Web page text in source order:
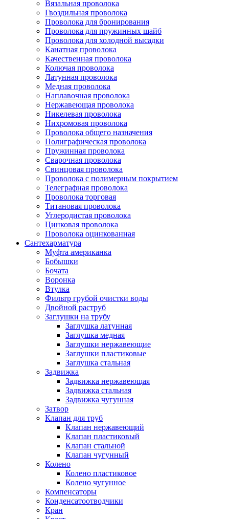
Вязальная проволока
Гвоздильная проволока
Проволока для бронирования
Проволока для пружинных шайб
Проволока для холодной высадки
Канатная проволока
Качественная проволока
Колючая проволока
Латунная проволока
Медная проволока
Наплавочная проволока
Нержавеющая проволока
Никелевая проволока
Нихромовая проволока
Проволока общего назначения
Полиграфическая проволока
Пружинная проволока
Сварочная проволока
Свинцовая проволока
Проволока с полимерным покрытием
Телеграфная проволока
Проволока торговая
Титановая проволока
Углеродистая проволока
Цинковая проволока
Проволока оцинкованная
Сантехарматура
Муфта американка
Бобышки
Бочата
Воронка
Втулка
Фильтр грубой очистки воды
Двойной раструб
Заглушки на трубу
Заглушка латунная
Заглушка медная
Заглушки нержавеющие
Заглушки пластиковые
Заглушка стальная
Задвижка
Задвижка нержавеющая
Задвижка стальная
Задвижка чугунная
Затвор
Клапан для труб
Клапан нержавеющий
Клапан пластиковый
Клапан стальной
Клапан чугунный
Колено
Колено пластиковое
Колено чугунное
Компенсаторы
Конденсатоотводчики
Кран